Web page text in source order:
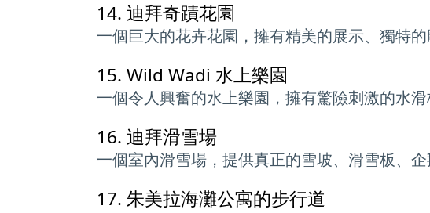
14. 迪拜奇蹟花園
一個巨大的花卉花園，擁有精美的展示、獨特的
15. Wild Wadi 水上樂園
一個令人興奮的水上樂園，擁有驚險刺激的水
16. 迪拜滑雪場
一個室內滑雪場，提供真正的雪坡、滑雪板、企
17. 朱美拉海灘公寓的步行道